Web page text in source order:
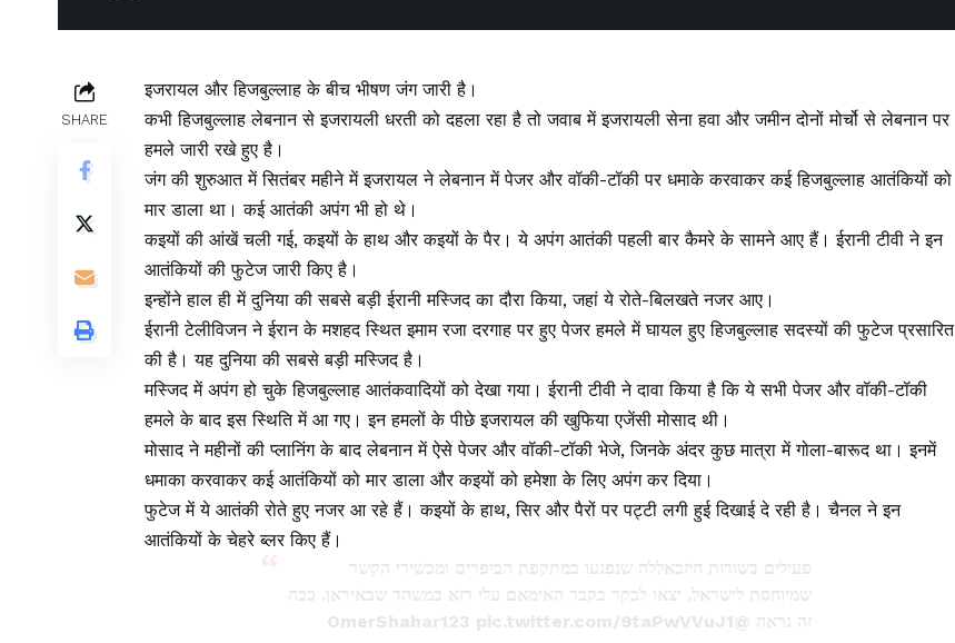
SHARE
इजरायल और हिजबुल्लाह के बीच भीषण जंग जारी है।
कभी हिजबुल्लाह लेबनान से इजरायली धरती को दहला रहा है तो जवाब में इजरायली सेना हवा और जमीन दोनों मोर्चो से लेबनान पर
हमले जारी रखे हुए है।
जंग की शुरुआत में सितंबर महीने में इजरायल ने लेबनान में पेजर और वॉकी-टॉकी पर धमाके करवाकर कई हिजबुल्लाह आतंकियों को
मार डाला था। कई आतंकी अपंग भी हो थे।
कइयों की आंखें चली गई, कइयों के हाथ और कइयों के पैर। ये अपंग आतंकी पहली बार कैमरे के सामने आए हैं। ईरानी टीवी ने इन
आतंकियों की फुटेज जारी किए है।
इन्होंने हाल ही में दुनिया की सबसे बड़ी ईरानी मस्जिद का दौरा किया, जहां ये रोते-बिलखते नजर आए।
ईरानी टेलीविजन ने ईरान के मशहद स्थित इमाम रजा दरगाह पर हुए पेजर हमले में घायल हुए हिजबुल्लाह सदस्यों की फुटेज प्रसारित
की है। यह दुनिया की सबसे बड़ी मस्जिद है।
मस्जिद में अपंग हो चुके हिजबुल्लाह आतंकवादियों को देखा गया। ईरानी टीवी ने दावा किया है कि ये सभी पेजर और वॉकी-टॉकी
हमले के बाद इस स्थिति में आ गए। इन हमलों के पीछे इजरायल की खुफिया एजेंसी मोसाद थी।
मोसाद ने महीनों की प्लानिंग के बाद लेबनान में ऐसे पेजर और वॉकी-टॉकी भेजे, जिनके अंदर कुछ मात्रा में गोला-बारूद था। इनमें
धमाका करवाकर कई आतंकियों को मार डाला और कइयों को हमेशा के लिए अपंग कर दिया।
फुटेज में ये आतंकी रोते हुए नजर आ रहे हैं। कइयों के हाथ, सिर और पैरों पर पट्टी लगी हुई दिखाई दे रही है। चैनल ने इन
आतंकियों के चेहरे ब्लर किए हैं।
פעילים בשורות חיזבאללה שנפגעו במתקפת הביפרים ומכשירי הקשר
שמיוחסת לישראל, יצאו לבקר בקבר האימאם עלי רזא במשהד שבאיראן. ככה
זה נראה @OmerShahar123
pic.twitter.com/9taPwVVuJ1